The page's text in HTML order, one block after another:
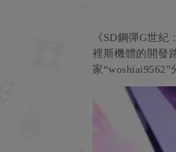
《SD鋼彈G世
裡斯機體的開發
家